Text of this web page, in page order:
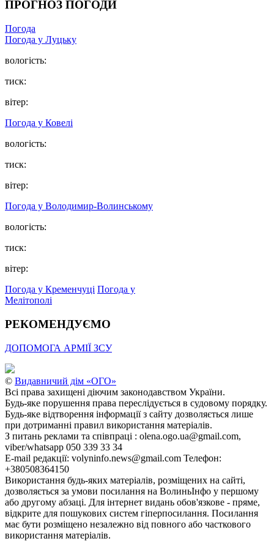
ПРОГНОЗ ПОГОДИ
Погода
Погода у Луцьку
вологість:
тиск:
вітер:
Погода у Ковелі
вологість:
тиск:
вітер:
Погода у Володимир-Волинському
вологість:
тиск:
вітер:
Погода у Кременчуці Погода у
Мелітополі
РЕКОМЕНДУЄМО
ДОПОМОГА АРМІЇ ЗСУ
© Видавничий дім «ОГО»
Всі права захищені діючим законодавством України.
Будь-яке порушення права переслідується в судовому порядку.
Будь-яке відтворення інформації з сайту дозволяється лише
при дотриманні правил використання матеріалів.
З питань реклами та співпраці : olena.ogo.ua@gmail.com,
viber/whatsapp 050 339 33 34
E-mail редакції: volyninfo.news@gmail.com Телефон:
+380508364150
Використання будь-яких матеріалів, розміщених на сайті,
дозволяється за умови посилання на ВолиньІнфо у першому
або другому абзаці. Для інтернет видань обов'язкове - пряме,
відкрите для пошукових систем гіперпосилання. Посилання
має бути розміщено незалежно від повного або часткового
використання матеріалів.